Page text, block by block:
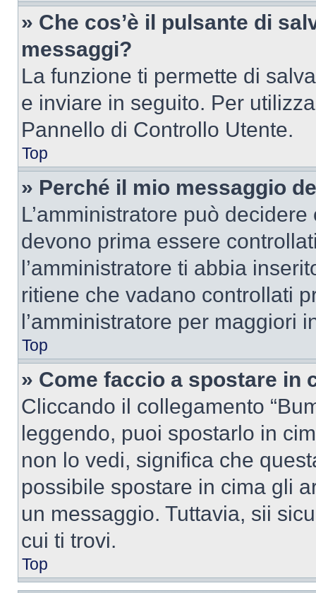
» Che cos’è il pulsante di
messaggi?
La funzione ti permette di
e inviare in seguito. Per
Pannello di Controllo Utente.
Top
» Perché il mio messaggio
L’amministratore può
devono prima essere
l’amministratore ti abbia
ritiene che vadano controllati
l’amministratore per maggiori
Top
» Come faccio a spostare in
Cliccando il collegamento
leggendo, puoi spostarlo in
non lo vedi, significa che
possibile spostare in cima gli
un messaggio. Tuttavia, sii
cui ti trovi.
Top